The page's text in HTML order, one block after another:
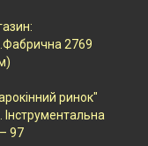
2769
ринок"
Інструментальна
97